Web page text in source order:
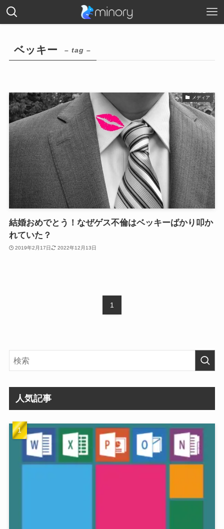
ベッキー – tag –
メディア
結婚おめでとう！なぜゲス不倫はベッキーばかり叩か
れていた？
2019年2月17日 2022年12月13日
1
人気記事